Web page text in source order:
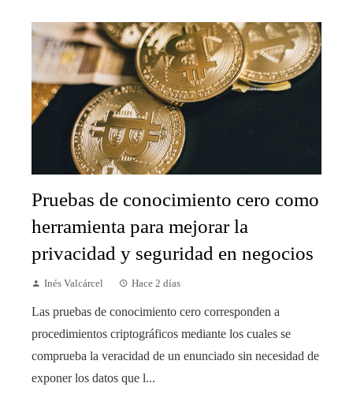
Pruebas de conocimiento cero como
herramienta para mejorar la
privacidad y seguridad en negocios
Inés Valcárcel Hace 2 días
Las pruebas de conocimiento cero corresponden a
procedimientos criptográficos mediante los cuales se
comprueba la veracidad de un enunciado sin necesidad de
exponer los datos que l...